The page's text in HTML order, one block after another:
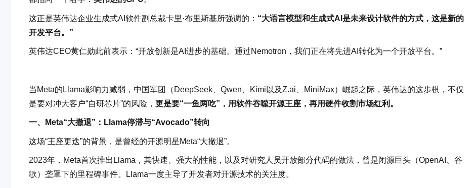
这正是英伟达企业生成式AI软件副总裁卡里·布里斯基所强调的： “大语言模型和生成式AI是未来设计软件的方式，这是新的
开发平台。”
英伟达CEO黄仁勋此前表示：“开放创新是AI进步的基础。通过Nemotron，我们正在将先进AI转化为一个开放平台。”
当Meta的Llama影响力减弱，中国军团（DeepSeek、Qwen、Kimi以及Z.ai、MiniMax）崛起之际，英伟达的这步棋，不仅
是要对冲大客户“自研芯片”的风险， 更是要“一鱼两吃”，用软件吞噬开源王座，再用硬件收割市场红利。
一、Meta“大撤退”：Llama停滞与“Avocado”转向
这场“王座更迭”的背景，是曾经的开源明星Meta“大撤退”。
2023年，Meta首次推出Llama，其快速、强大的性能，以及对研究人员开放部分代码的做法，曾是闭源巨头（OpenAI、谷
歌）垄罩下的里程碑事件。Llama一度主导了开发者对开源技术的关注度。